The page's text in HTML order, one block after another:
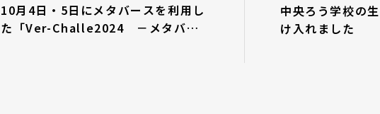
10月4日・5日にメタバースを利用し
た「Ver-Challe2024 －メタバー
中央ろう学校の
け入れました